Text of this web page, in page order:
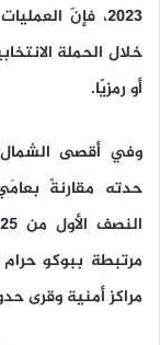
2023، فإنّ
خلال الحملة
أو رمزيًا.
وفي أقصى الشمال،
مرتبطة ببوكو
مراكز أمنية وقرى